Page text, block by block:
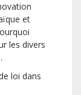
et
les divers
loi dans